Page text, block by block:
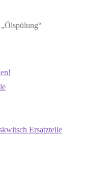
Ersatzteile